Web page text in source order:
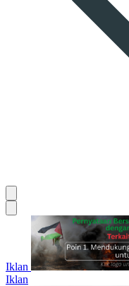
Iklan
Iklan